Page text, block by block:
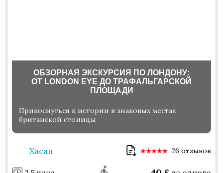
ОБЗОРНАЯ ЭКСКУРСИЯ ПО ЛОНДОНУ:
ОТ LONDON EYE ДО ТРАФАЛЬГАРСКОЙ
ПЛОЩАДИ
Прикоснуться к истории в знаковых местах
британской столицы
Хасан 26 отзывов